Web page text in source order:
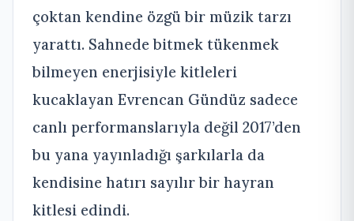
çoktan kendine özgü bir müzik tarzı
yarattı. Sahnede bitmek tükenmek
bilmeyen enerjisiyle kitleleri
kucaklayan Evrencan Gündüz sadece
canlı performanslarıyla değil 2017’den
bu yana yayınladığı şarkılarla da
kendisine hatırı sayılır bir hayran
kitlesi edindi.